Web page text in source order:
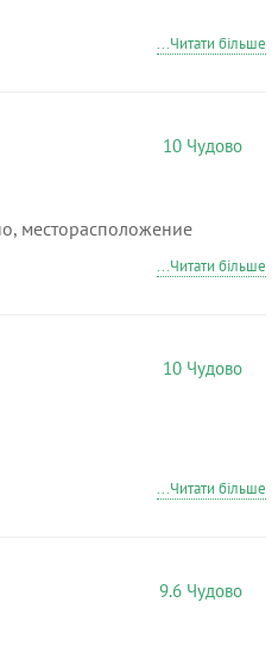
...Читати більше
10 Чудово
месторасположение
...Читати більше
10 Чудово
...Читати більше
9.6 Чудово